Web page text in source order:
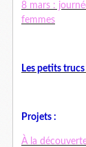
8 mars :
femmes
Les petits
Projets :
À la